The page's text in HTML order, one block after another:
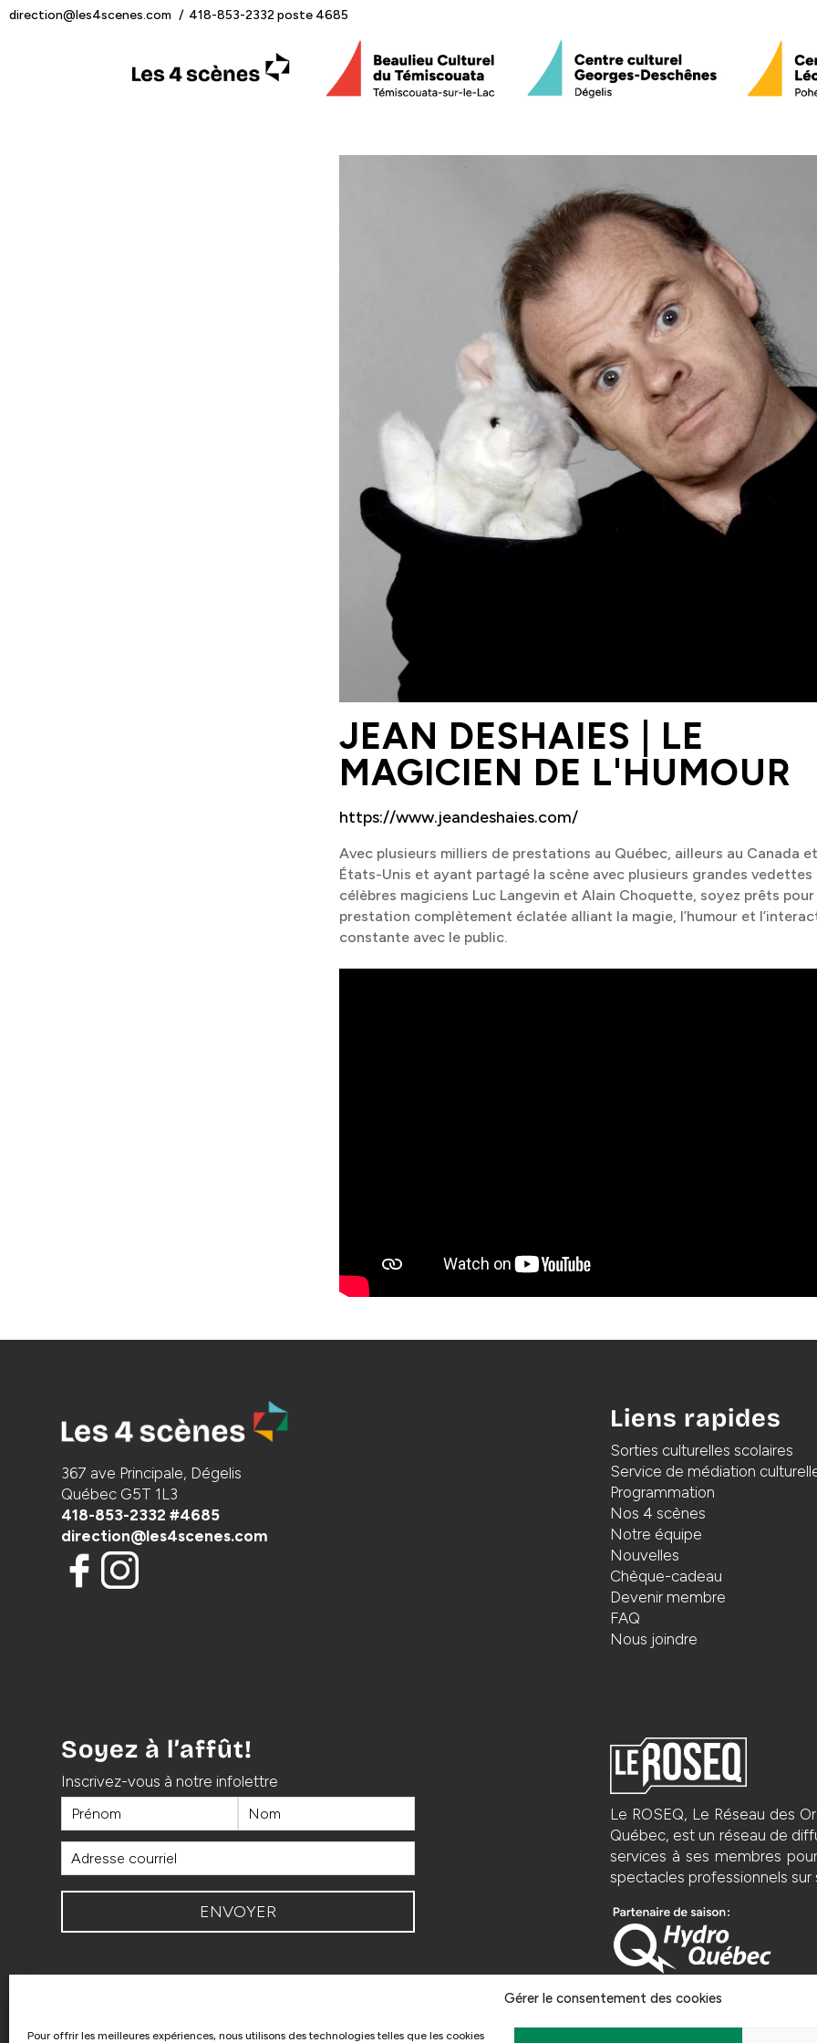
Gérer le consentement des cookies
Pour offrir les meilleures expériences, nous utilisons des technologies telles que les cookies
Programmation
Nos 4 scènes
Beaulieu Culturel du
Centre culturel Georges-
Centre culturel Léopold-Plante
La 4e scène
Équipe
Nouvelles
Chèque-cadeau
Devenir membre
direction@les4scenes.com 418-853-2332 poste 4685
JEAN DESHAIES | LE
MAGICIEN DE L'HUMOUR
https://www.jeandeshaies.com/
Avec plusieurs milliers de prestations au Québec, ailleurs au Canada
États-Unis et ayant partagé la scène avec plusieurs grandes
célèbres magiciens Luc Langevin et Alain Choquette, soyez prêts pour
prestation complètement éclatée alliant la magie, l’humour et
constante avec le public.
367 ave Principale, Dégelis
Québec G5T 1L3
418-853-2332 #4685
direction@les4scenes.com
Liens rapides
Sorties culturelles scolaires
Service de médiation
Programmation
Nos 4 scènes
Notre équipe
Nouvelles
Chèque-cadeau
Devenir membre
FAQ
Nous joindre
Soyez à l’affût!
Inscrivez-vous à notre infolettre
Le ROSEQ, Le Réseau des
Québec, est un réseau de
services à ses membres
spectacles professionnels sur